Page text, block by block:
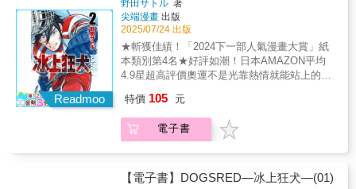
Readmoo
野田サトル 著
尖端漫畫 出版
2025/07/24 出版
★斬獲佳績！「2024下一部人氣漫畫大賞」紙
本類別第4名★好評如潮！日本AMAZON平均
4.9星超高評價奧運不是光靠熱情就能站上的舞
礎的嗎？在瘋狂、搞笑與認真的筆調之間跳躍
自如——《黃金神威》作者野田サトル最新力
作，展現速度與力量之美的冰球賽，熱血開
逐出花式滑冰界的國中生滑冰選手──白川朗。
特價 105 元
電子書
【電子書】DOGSRED—冰上狂犬—(01)